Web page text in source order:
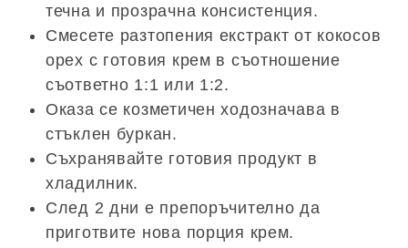
течна и прозрачна консистенция.
Смесете разтопения екстракт от кокосов
орех с готовия крем в съотношение
съответно 1:1 или 1:2.
Оказа се козметичен ходозначава в
стъклен буркан.
Съхранявайте готовия продукт в
хладилник.
След 2 дни е препоръчително да
приготвите нова порция крем.